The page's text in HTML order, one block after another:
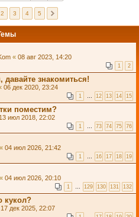
2 3 4 5
« 08 авг 2023, 14:20
1 2
знакомиться!
06 дек 2020, 23:24
1 … 12 13 14 15
поместим?
13 июл 2018, 22:02
1 … 73 74 75 76
« 04 июл 2026, 21:42
1 … 16 17 18 19
« 04 июл 2026, 20:10
1 … 129 130 131 132
кукол?
17 дек 2025, 22:07